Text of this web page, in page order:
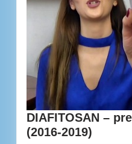
DIAFITOSAN –
(2016-2019)